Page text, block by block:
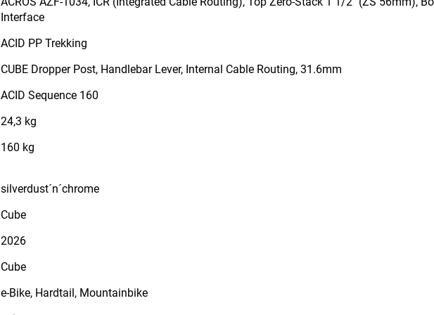
Interface
ACID PP Trekking
CUBE Dropper Post, Handlebar Lever, Internal Cable Routing, 31.6mm
ACID Sequence 160
24,3 kg
160 kg
silverdust´n´chrome
Cube
2026
Cube
e-Bike, Hardtail, Mountainbike